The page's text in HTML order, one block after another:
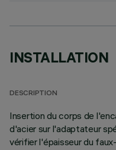
INSTALLATION
DESCRIPTION
Insertion du corps de
d'acier sur l'adaptateur
vérifier l'épaisseur du